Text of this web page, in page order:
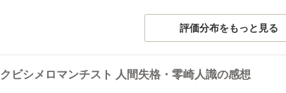
評価分布をもっと見る
クビシメロマンチスト 人間失格・零崎人識の感想